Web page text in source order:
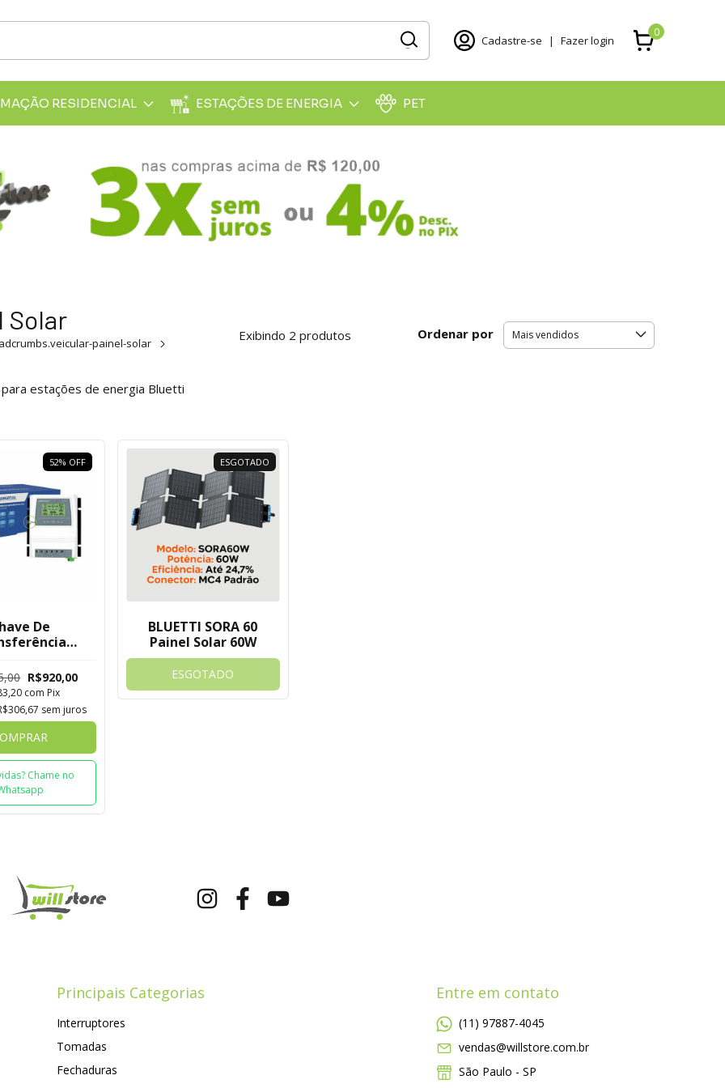
Cadastre-se | Fazer login
0
RESIDENCIAL ESTAÇÕES DE ENERGIA PET
Solar
painel-solar
Exibindo 2 produtos Ordenar por
para estações de energia Bluetti
52% OFF
De
Novadigital
R$920,00
com Pix
sem juros
Chame no
ESGOTADO
BLUETTI SORA 60
Painel Solar 60W
ESGOTADO
Principais Categorias
Interruptores
Tomadas
Fechaduras
Entre em contato
(11) 97887-4045
vendas@willstore.com.br
São Paulo - SP